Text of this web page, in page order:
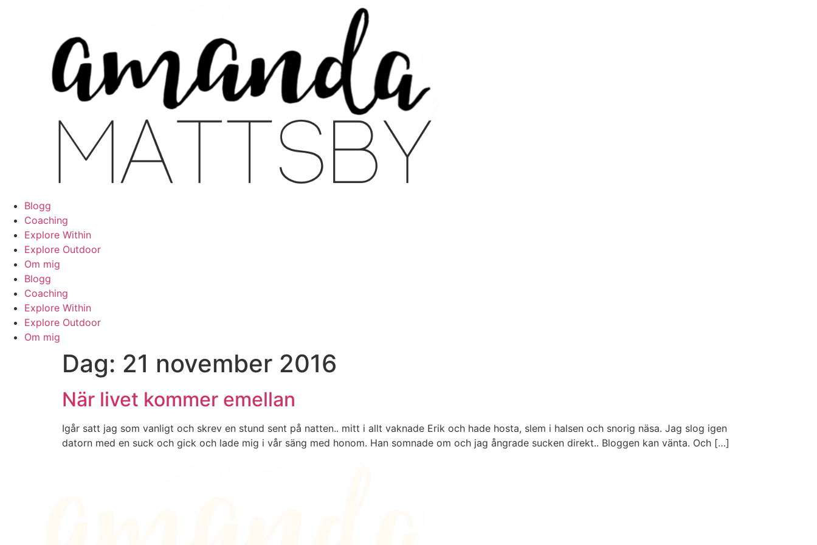
Blogg
Coaching
Explore Within
Explore Outdoor
Om mig
Blogg
Coaching
Explore Within
Explore Outdoor
Om mig
Dag: 21 november 2016
När livet kommer emellan
Igår satt jag som vanligt och skrev en stund sent på natten.. mitt i allt vaknade Erik och hade hosta, slem i halsen och snorig näsa. Jag slog igen
datorn med en suck och gick och lade mig i vår säng med honom. Han somnade om och jag ångrade sucken direkt.. Bloggen kan vänta. Och […]